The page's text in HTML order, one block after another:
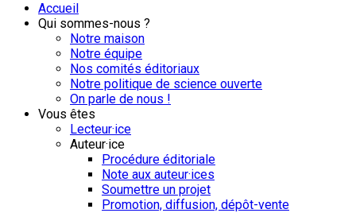
Accueil
Qui sommes-nous ?
Notre maison
Notre équipe
Nos comités éditoriaux
Notre politique de science ouverte
On parle de nous !
Vous êtes
Lecteur·ice
Auteur·ice
Procédure éditoriale
Note aux auteur·ices
Soumettre un projet
Promotion, diffusion, dépôt-vente